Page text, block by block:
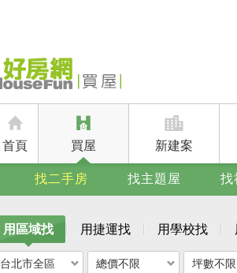
首頁 買屋 新建案
找二手房 找主題屋 找
用區域找 用捷運找 用學校找
台北市全區 總價不限 坪數不限